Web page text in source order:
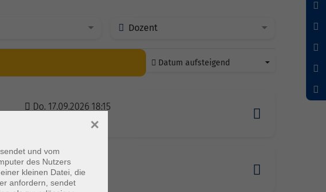
Dozent
Datum aufsteigend
Do. 17.09.2026 18:15
Fr. 18.09.2026 17:30
Wendelstein
und vom
des Nutzers
kleinen Datei, die
anfordern, sendet
×